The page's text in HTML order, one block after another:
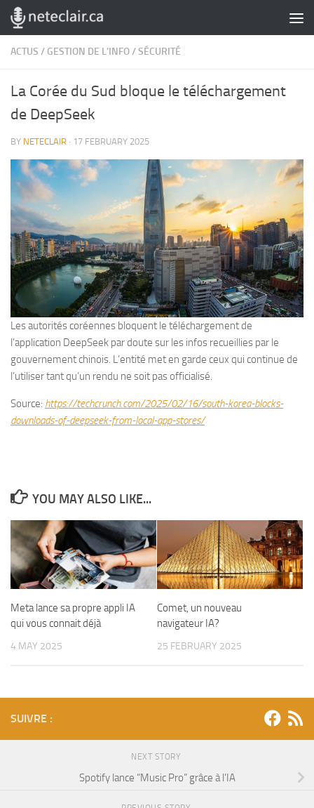
Skip to content
ACTUS / GESTION DE L'INFO/SÉCURITÉ
La Corée du Sud bloque le téléchargement
de DeepSeek
BY NETECLAIR · 17 FEBRUARY 2025
Les autorités coréennes bloquent le téléchargement de
l’application DeepSeek par doute sur les infos recueillies par le
gouvernement chinois. L’entité met en garde ceux qui continue de
l’utiliser tant qu’un rendu ne soit pas officialisé.
Source: https://techcrunch.com/2025/02/16/south-korea-blocks-
downloads-of-deepseek-from-local-app-stores/
YOU MAY ALSO LIKE...
Meta lance sa propre appli IA
qui vous connait déjà
4 MAY 2025
Comet, un nouveau
navigateur IA?
25 FEBRUARY 2025
SUIVRE :
NEXT STORY
Spotify lance “Music Pro” grâce à l’IA